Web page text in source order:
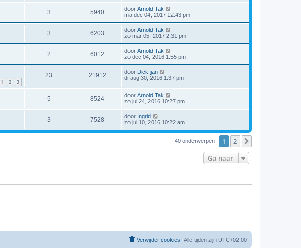
3 5940 door Arnold Tak
ma dec 04, 2017 12:43 pm
3 6203 door Arnold Tak
zo mar 05, 2017 2:31 pm
2 6012 door Arnold Tak
zo dec 04, 2016 1:55 pm
1 2 3
23 21912 door Dick-jan
di aug 30, 2016 1:37 pm
5 8524 door Arnold Tak
zo jul 24, 2016 10:27 pm
3 7528 door Ingrid
zo jul 10, 2016 10:22 am
40 onderwerpen 1 2
Ga naar
Alle tijden zijn UTC+02:00
Verwijder cookies